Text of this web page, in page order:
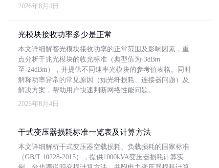
2026年8月4日
光模块接收功率多少是正常
本文详细解答光模块接收功率的正常范围及影响因素，重
点分析千兆光模块的收光标准（典型值为-3dBm
至-24dBm），并提供不同速率光模块的参考值表格。同时
解释功率异常的常见原因（如光纤损耗、连接器问题）及
解决方案，帮助用户快速判断网络性能问题。
2026年8月4日
干式变压器损耗标准一览表及计算方法
本文详细解析干式变压器空载损耗、负载损耗的国家标准
（GB/T 10228-2015），提供1000kVA变压器损耗计算实